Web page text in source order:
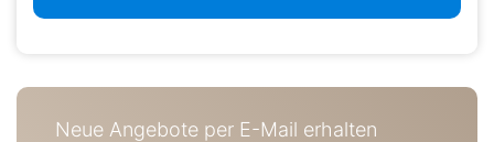
Neue Angebote per E-Mail erhalten